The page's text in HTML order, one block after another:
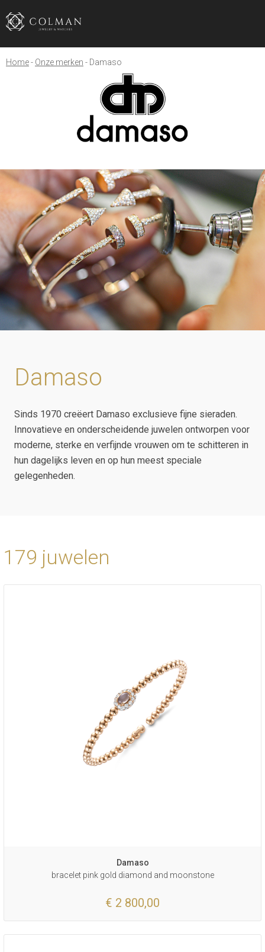
Home Onze merken Damaso
Damaso
Sinds 1970 creëert Damaso exclusieve fijne sieraden.
Innovatieve en onderscheidende juwelen ontworpen voor
moderne, sterke en verfijnde vrouwen om te schitteren in
hun dagelijks leven en op hun meest speciale
gelegenheden.
179 juwelen
Damaso
bracelet pink gold diamond and moonstone
€ 2 800,00